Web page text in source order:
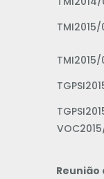
TMI2015/
TMI2015/
Reunião